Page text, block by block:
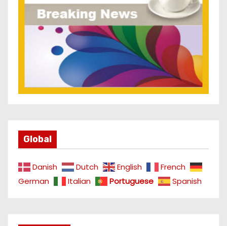
Global
Danish Dutch English
French
German
Italian Portuguese Spanish